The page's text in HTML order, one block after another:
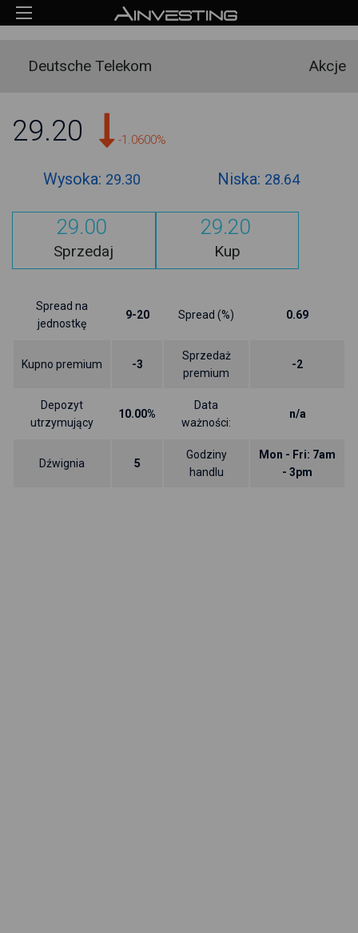
Deutsche Telekom Akcje
29.20 -1.0600%
Wysoka: 29.30 Niska: 28.64
29.00
Sprzedaj
29.20
Kup
Spread na
jednostkę
9-20 Spread (%) 0.69
Kupno premium -3
Sprzedaż
premium
-2
Depozyt
utrzymujący
10.00%
Data
ważności:
n/a
Dźwignia 5
Godziny
handlu
Mon - Fri: 7am
- 3pm